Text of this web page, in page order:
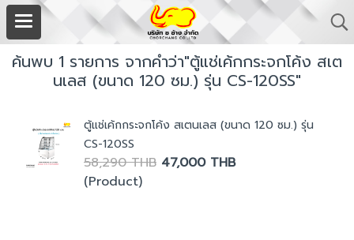
ค้นพบ 1 รายการ จากคำว่า"ตู้แช่เค้กกระจกโค้ง สเต
นเลส (ขนาด 120 ซม.) รุ่น CS-120SS"
ตู้แช่เค้กกระจกโค้ง สเตนเลส (ขนาด 120 ซม.) รุ่น
CS-120SS
58,290 THB 47,000 THB
(Product)